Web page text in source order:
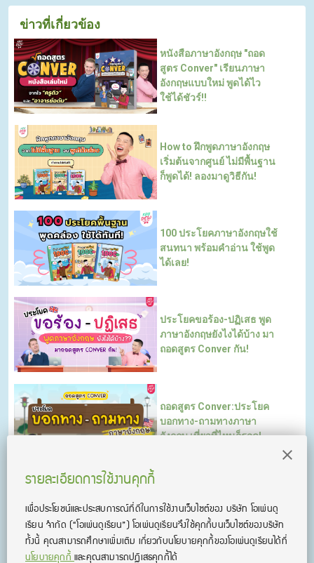
ข่าวที่เกี่ยวข้อง
หนังสือภาษาอังกฤษ "ถอด
สูตร Conver" เรียนภาษา
อังกฤษแบบใหม่ พูดได้ไว
ใช้ได้ชัวร์!!
How to ฝึกพูดภาษาอังกฤษ
เริ่มต้นจากศูนย์ ไม่มีพื้นฐาน
ก็พูดได้! ลองมาดูวิธีกัน!
100 ประโยคภาษาอังกฤษใช้
สนทนา พร้อมคำอ่าน ใช้พูด
ได้เลย!
ประโยคขอร้อง-ปฏิเสธ พูด
ภาษาอังกฤษยังไงได้บ้าง มา
ถอดสูตร Conver กัน!
ถอดสูตร Conver:ประโยค
บอกทาง-ถามทางภาษา
อังกฤษ เที่ยวที่ไหนก็รอด!
สั่งอาหารภาษาอังกฤษที่ง่าย
ที่สุด
รายละเอียดการใช้งานคุกกี้
เพื่อประโยชน์และประสบการณ์ที่ดีในการใช้งานเว็บไซต์ของ บริษัท โอเพ่นดู
เรียน จํากัด (“โอเพ่นดูเรียน”)โอเพ่นดูเรียนจึงใช้คุกกี้บนเว็บไซต์ของบริษัท
ทั้งนี้ คุณสามารถศึกษาเพิ่มเติม เกี่ยวกับนโยบายคุกกี้ของโอเพ่นดูเรียนได้ที่
นโยบายคุกกี้และคุณสามารถปฏิเสธคุกกี้ได้